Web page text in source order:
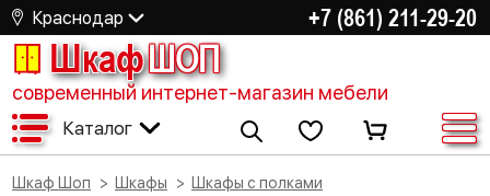
Краснодар +7 (861) 211-29-20
ШкафШОП
современный интернет-магазин мебели
Каталог
Шкаф Шоп Шкафы
Шкафы с полками